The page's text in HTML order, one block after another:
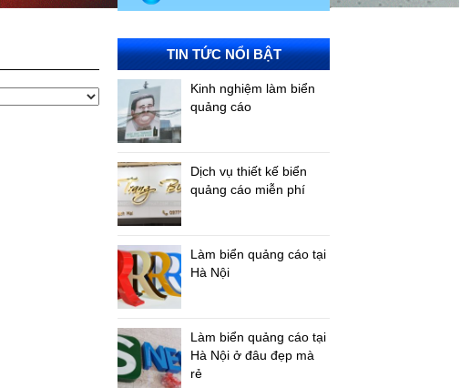
TIN TỨC NỔI BẬT
Kinh nghiệm làm biển
quảng cáo
Dịch vụ thiết kế biển
quảng cáo miễn phí
Làm biển quảng cáo tại
Hà Nội
Làm biển quảng cáo tại
Hà Nội ở đâu đẹp mà
rẻ